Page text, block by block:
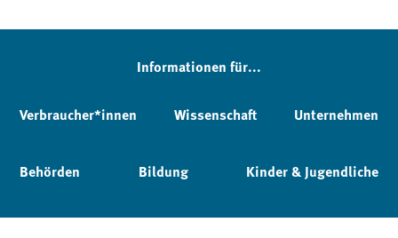
Informationen für...
Verbraucher*innen Wissenschaft Unternehmen
Behörden Bildung Kinder & Jugendliche